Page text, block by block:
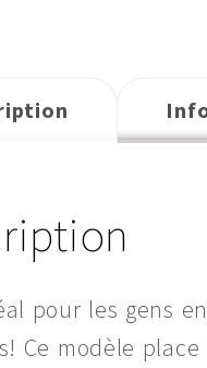
pour les gens
Ce modèle